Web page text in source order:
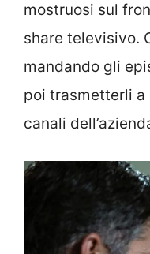
mostruosi sul
share televisivo.
mandando gli
poi trasmetterli a
canali